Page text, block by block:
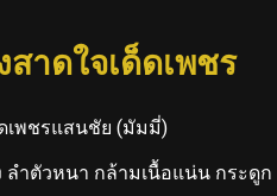
าดใจเด็ดเพชร
เพชรแสนชัย (มัมมี่)
ลำตัวหนา กล้ามเนื้อแน่น กระดูก